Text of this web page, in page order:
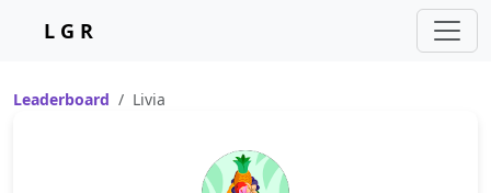
L G R
Leaderboard Livia